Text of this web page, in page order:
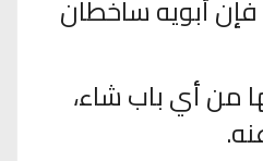
فإن أبويه ساخطان
من أي باب شاء،